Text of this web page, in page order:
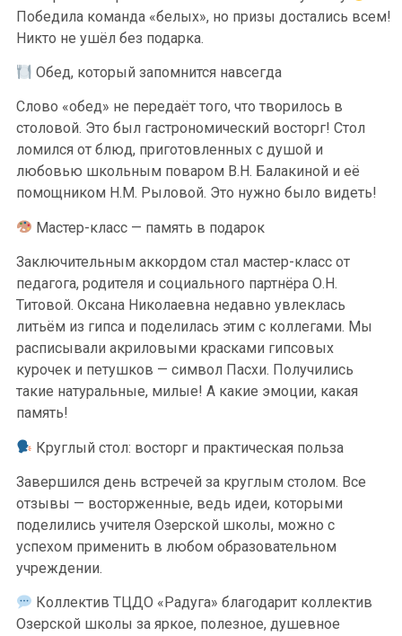
Победила команда «белых», но призы достались всем!
Никто не ушёл без подарка.
Обед, который запомнится навсегда
Слово «обед» не передаёт того, что творилось в
столовой. Это был гастрономический восторг! Стол
ломился от блюд, приготовленных с душой и
любовью школьным поваром В.Н. Балакиной и её
помощником Н.М. Рыловой. Это нужно было видеть!
Мастер-класс — память в подарок
Заключительным аккордом стал мастер-класс от
педагога, родителя и социального партнёра О.Н.
Титовой. Оксана Николаевна недавно увлеклась
литьём из гипса и поделилась этим с коллегами. Мы
расписывали акриловыми красками гипсовых
курочек и петушков — символ Пасхи. Получились
такие натуральные, милые! А какие эмоции, какая
память!
Круглый стол: восторг и практическая польза
Завершился день встречей за круглым столом. Все
отзывы — восторженные, ведь идеи, которыми
поделились учителя Озерской школы, можно с
успехом применить в любом образовательном
учреждении.
Коллектив ТЦДО «Радуга» благодарит коллектив
Озерской школы за яркое, полезное, душевное